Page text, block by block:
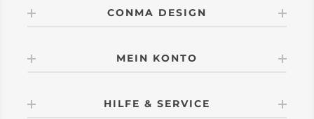
CONMA DESIGN
MEIN KONTO
HILFE & SERVICE